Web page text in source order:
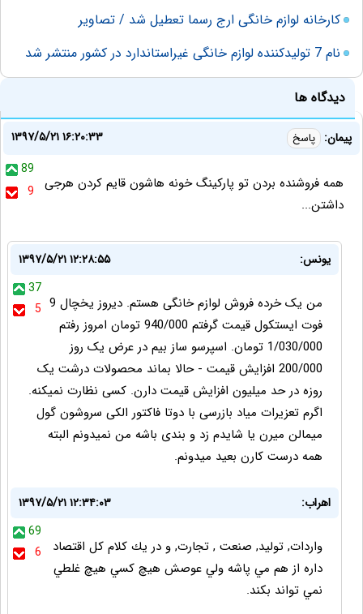
کارخانه لوازم خانگی ارج رسما تعطیل شد / تصاویر
نام 7 تولیدکننده لوازم خانگی غیراستاندارد در کشور منتشر شد
دیدگاه ها
پیمان: پاسخ
۱۳۹۷/۵/۲۱ ۱۶:۲۰:۳۳
89
9
همه فروشنده بردن تو پارکینگ خونه هاشون قایم کردن هرجی
داشتن...
یونس:
۱۳۹۷/۵/۲۱ ۱۲:۲۸:۵۵
37
5 من یک خرده فروش لوازم خانگی هستم. دیروز یخچال 9
فوت ایستکول قیمت گرفتم 940/000 تومان امروز رفتم
1/030/000 تومان. اسپرسو ساز بیم در عرض یک روز
200/000 افزایش قیمت - حالا بماند محصولات درشت یک
روزه در حد میلیون افزایش قیمت دارن. کسی نظارت نمیکنه.
اگرم تعزیرات میاد بازرسی با دوتا فاکتور الکی سروشون گول
میمالن میرن یا شایدم زد و بندی باشه من نمیدونم البته
همه درست کارن بعید میدونم.
اهراب:
۱۳۹۷/۵/۲۱ ۱۲:۳۴:۰۳
69
6
واردات, توليد, صنعت , تجارت, و در يك كلام كل اقتصاد
داره از هم مي پاشه ولي عوصش هيچ كسي هيچ غلطي
نمي تواند بكند.